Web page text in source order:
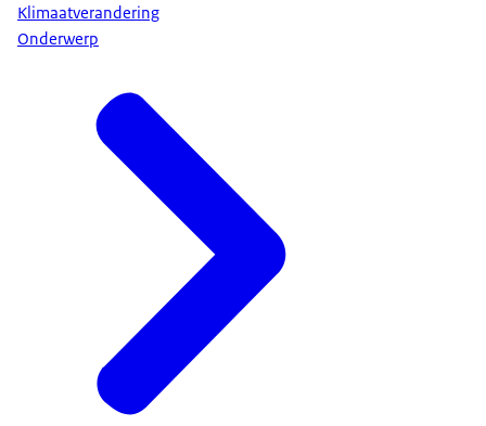
Klimaatverandering
Onderwerp